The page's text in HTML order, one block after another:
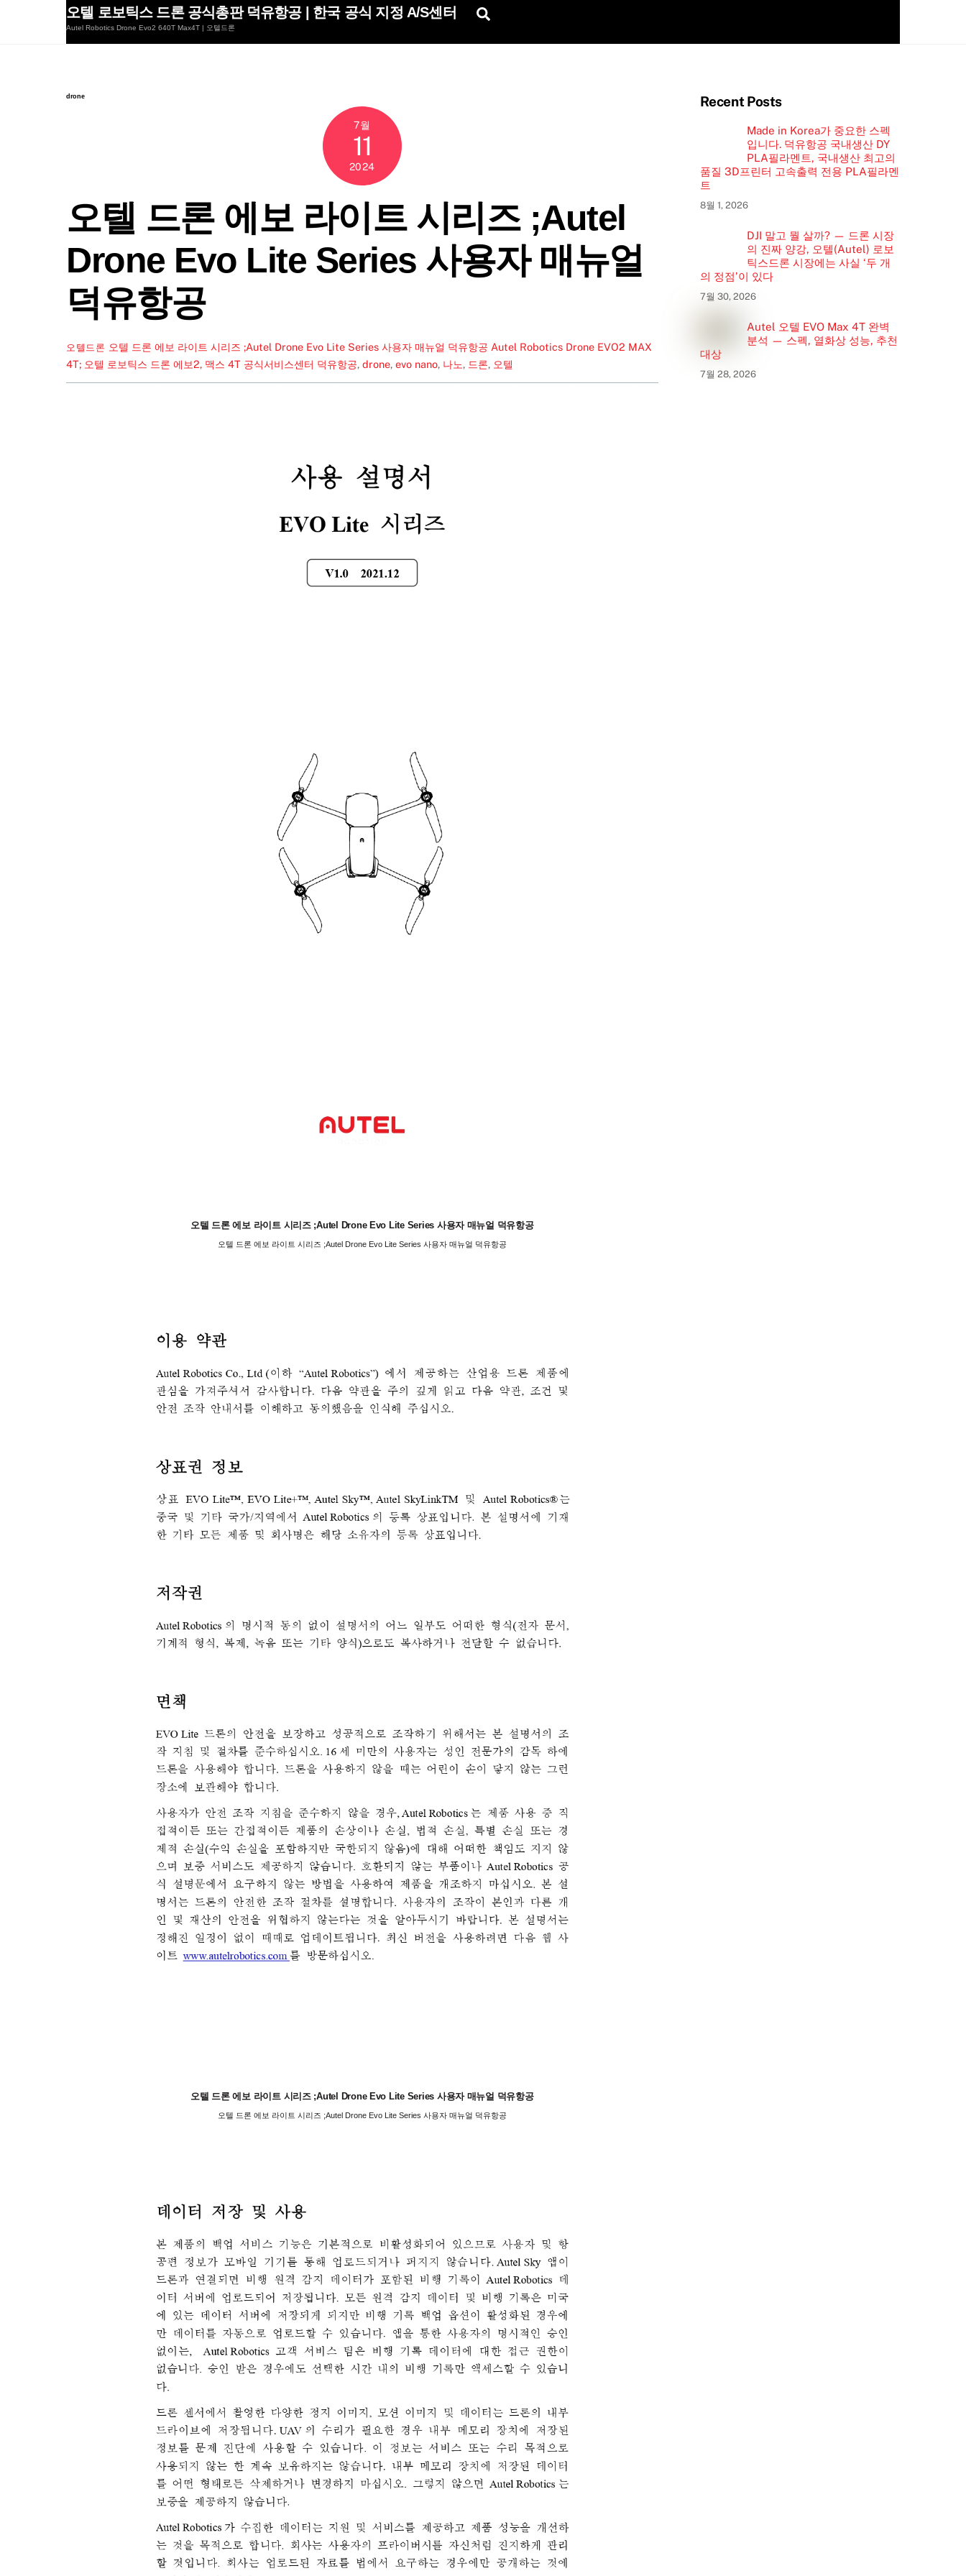
오텔 로보틱스 드론 공식총판 덕유항공 | 한국 공식 지정 A/S센터
Autel Robotics Drone Evo2 640T Max4T | 오텔드론
drone
7월
11
2024
오텔 드론 에보 라이트 시리즈 ;Autel
Drone Evo Lite Series 사용자 매뉴얼
덕유항공
오텔드론 오텔 드론 에보 라이트 시리즈 ;Autel Drone Evo Lite Series 사용자 매뉴얼 덕유항공 Autel Robotics Drone EVO2 MAX
4T; 오텔 로보틱스 드론 에보2, 맥스 4T 공식서비스센터 덕유항공, drone, evo nano, 나노, 드론, 오텔
오텔 드론 에보 라이트 시리즈 ;Autel Drone Evo Lite Series 사용자 매뉴얼 덕유항공
오텔 드론 에보 라이트 시리즈 ;Autel Drone Evo Lite Series 사용자 매뉴얼 덕유항공
오텔 드론 에보 라이트 시리즈 ;Autel Drone Evo Lite Series 사용자 매뉴얼 덕유항공
오텔 드론 에보 라이트 시리즈 ;Autel Drone Evo Lite Series 사용자 매뉴얼 덕유항공
Recent Posts
Made in Korea가 중요한 스펙
입니다. 덕유항공 국내생산 DY
PLA필라멘트, 국내생산 최고의
품질 3D프린터 고속출력 전용 PLA필라멘
트
8월 1, 2026
DJI 말고 뭘 살까? — 드론 시장
의 진짜 양강, 오텔(Autel) 로보
틱스드론 시장에는 사실 ‘두 개
의 정점’이 있다
7월 30, 2026
Autel 오텔 EVO Max 4T 완벽
분석 — 스펙, 열화상 성능, 추천
대상
7월 28, 2026